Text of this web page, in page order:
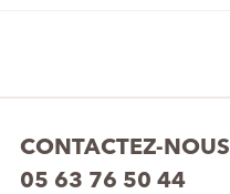
CONTACTEZ-NOUS
05 63 76 50 44